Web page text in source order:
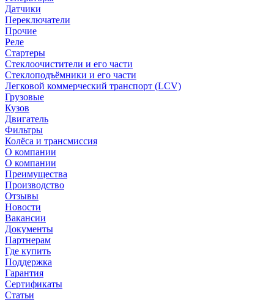
Датчики
Переключатели
Прочие
Реле
Стартеры
Стеклоочистители и его части
Стеклоподъёмники и его части
Легковой коммерческий транспорт (LCV)
Грузовые
Кузов
Двигатель
Фильтры
Колёса и трансмиссия
О компании
О компании
Преимущества
Производство
Отзывы
Новости
Вакансии
Документы
Партнерам
Где купить
Поддержка
Гарантия
Сертификаты
Статьи